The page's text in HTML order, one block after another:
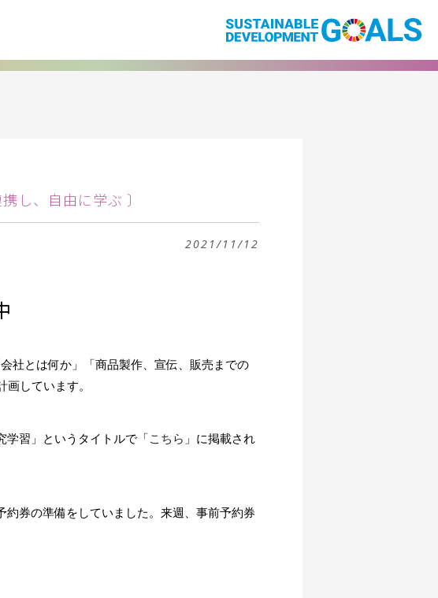
し、自由に学ぶ 〕
2021/11/12
社とは何か」「商品製作、宣伝、販売までの
しています。
学習」というタイトルで 「こちら 」に掲載され
券の準備をしていました。来週、事前予約券